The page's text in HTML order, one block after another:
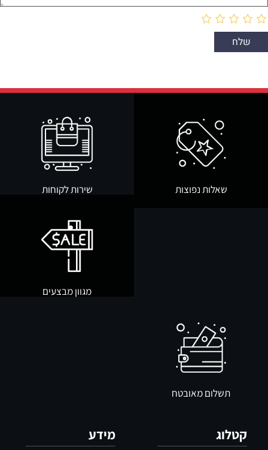
שאלות נפוצות שירות לקוחות
מגוון מבצעים
תשלום מאובטח
קטלוג מידע